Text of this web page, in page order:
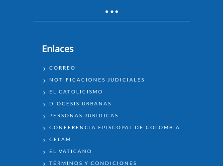
Enlaces
ENLACES
CORREO
NOTIFICACIONES JUDICIALES
EL CATOLICISMO
DIÓCESIS URBANAS
PERSONAS JURÍDICAS
CONFERENCIA EPISCOPAL DE COLOMBIA
CELAM
EL VATICANO
TÉRMINOS Y CONDICIONES